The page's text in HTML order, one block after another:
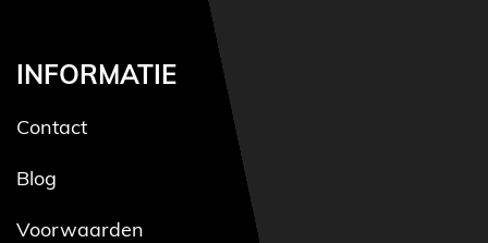
INFORMATIE
Contact
Blog
Voorwaarden